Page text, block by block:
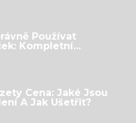
Používat
Kompletní
Cena: Jaké Jsou
A Jak Ušetřit?